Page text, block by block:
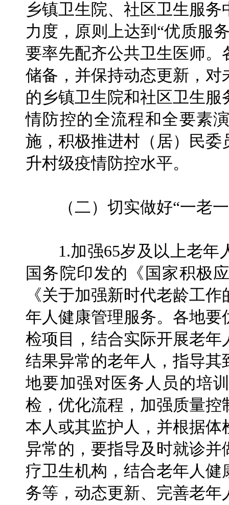
乡镇卫生院、社区卫生服
力度，原则上达到“优质服
要率先配齐公共卫生医师
储备，并保持动态更新，
的乡镇卫生院和社区卫生
情防控的全流程和全要素
施，积极推进村（居）民
升村级疫情防控水平。
（二）切实做好“一老一
1.加强65岁及以上老年
国务院印发的《国家积极
《关于加强新时代老龄工
年人健康管理服务。各地要
检项目，结合实际开展老
结果异常的老年人，指导
地要加强对医务人员的培
检，优化流程，加强质量
本人或其监护人，并根据
异常的，要指导及时就诊
疗卫生机构，结合老年人
务等，动态更新、完善老